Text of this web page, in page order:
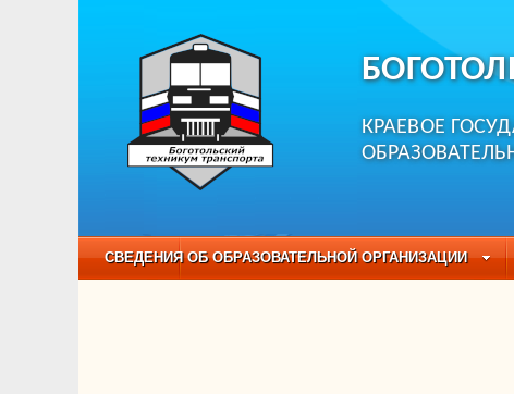
КРАЕВОЕ
СВЕДЕНИЯ ОБ ОБРАЗОВАТЕЛЬНОЙ ОРГАНИЗАЦИИ
НАБОР